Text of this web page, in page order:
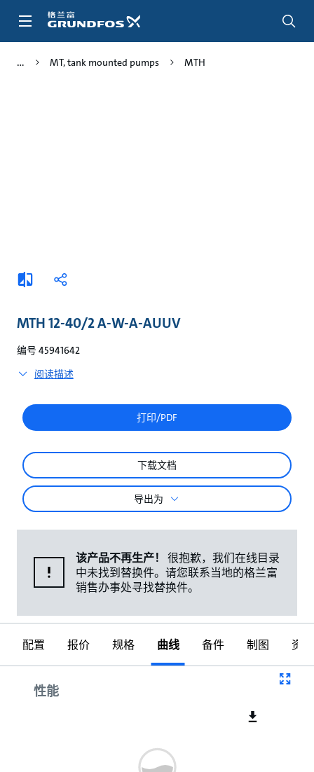
MT, tank mounted pumps MTH
添
加
分
MTH 12-40/2 A-W-A-AUUV
编号 45941642
阅读描述
打印/PDF
下载文档
导出为
该产品不再生产！
很抱歉，我们在线目录
中未找到替换件。请您联系当地的格兰富
销售办事处寻找替换件。
配置 报价 规格 曲线 备件 制图 资料
性能